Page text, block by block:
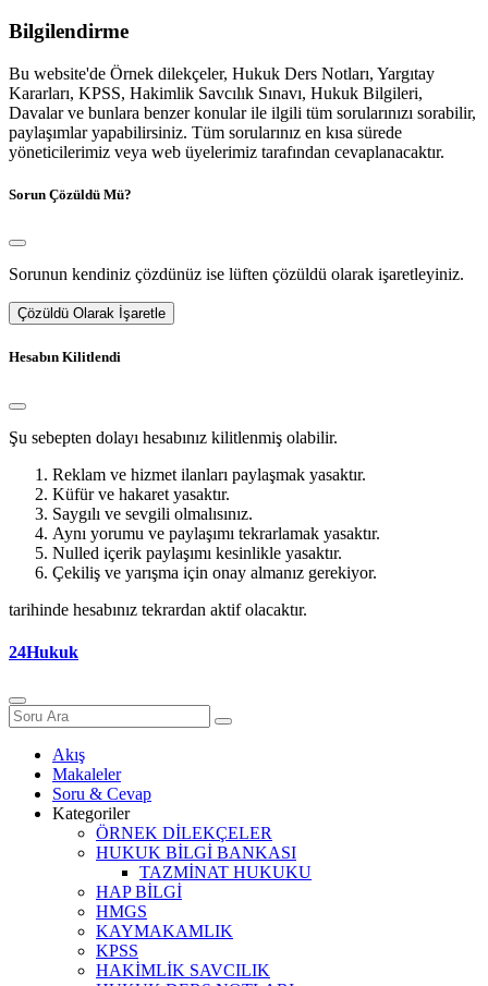
Bilgilendirme
Bu website'de Örnek dilekçeler, Hukuk Ders Notları, Yargıtay
Kararları, KPSS, Hakimlik Savcılık Sınavı, Hukuk Bilgileri,
Davalar ve bunlara benzer konular ile ilgili tüm sorularınızı sorabilir,
paylaşımlar yapabilirsiniz. Tüm sorularınız en kısa sürede
yöneticilerimiz veya web üyelerimiz tarafından cevaplanacaktır.
Sorun Çözüldü Mü?
Sorunun kendiniz çözdünüz ise lüften çözüldü olarak işaretleyiniz.
Çözüldü Olarak İşaretle
Hesabın Kilitlendi
Şu sebepten dolayı hesabınız kilitlenmiş olabilir.
Reklam ve hizmet ilanları paylaşmak yasaktır.
Küfür ve hakaret yasaktır.
Saygılı ve sevgili olmalısınız.
Aynı yorumu ve paylaşımı tekrarlamak yasaktır.
Nulled içerik paylaşımı kesinlikle yasaktır.
Çekiliş ve yarışma için onay almanız gerekiyor.
tarihinde hesabınız tekrardan aktif olacaktır.
24Hukuk
Akış
Makaleler
Soru & Cevap
Kategoriler
ÖRNEK DİLEKÇELER
HUKUK BİLGİ BANKASI
TAZMİNAT HUKUKU
HAP BİLGİ
HMGS
KAYMAKAMLIK
KPSS
HAKİMLİK SAVCILIK